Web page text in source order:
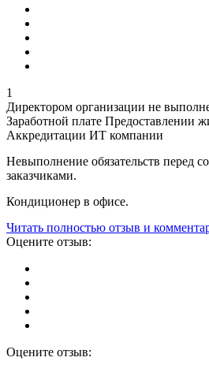
1
Директором организации не
Заработной плате Предоставлении
Аккредитации ИТ компании
Невыполнение обязательств перед
заказчиками.
Кондиционер в офисе.
Читать полностью отзыв и
Оцените отзыв:
Оцените отзыв: